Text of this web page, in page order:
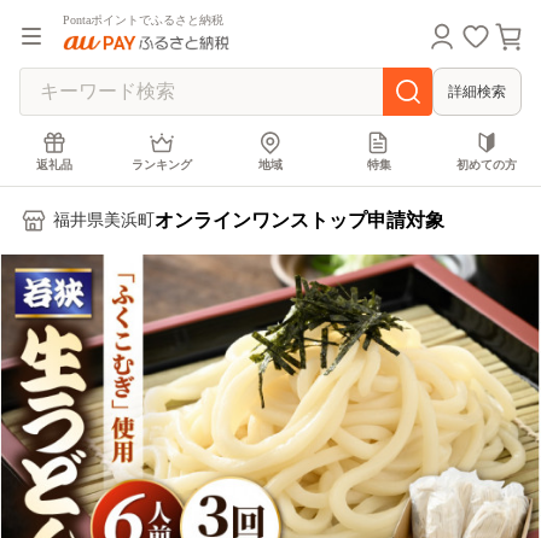
Pontaポイントでふるさと納税
詳細検索
返礼品 ランキング 地域 特集 初めての方
福井県美浜町 オンラインワンストップ申請対象